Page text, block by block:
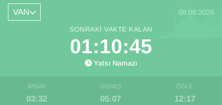
VAN 08.08.2026
SONRAKI VAKTE KALAN
01:10:44
Yatsı Namazı
İMSAK
03:32
GÜNEŞ
05:07
ÖĞLE
12:17